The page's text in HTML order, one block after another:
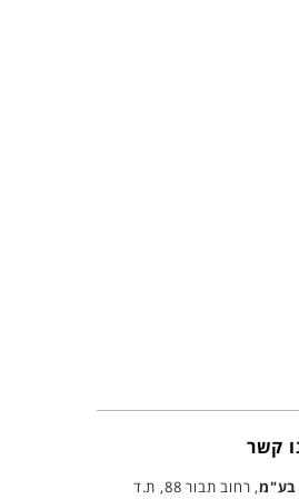
קשר
, רחוב תבור 88, ת.ד